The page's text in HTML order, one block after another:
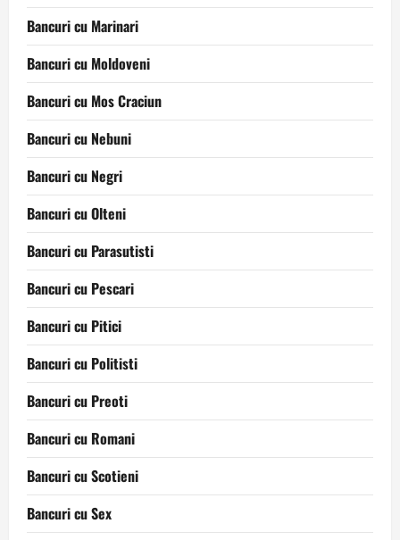
Bancuri cu Marinari
Bancuri cu Moldoveni
Bancuri cu Mos Craciun
Bancuri cu Nebuni
Bancuri cu Negri
Bancuri cu Olteni
Bancuri cu Parasutisti
Bancuri cu Pescari
Bancuri cu Pitici
Bancuri cu Politisti
Bancuri cu Preoti
Bancuri cu Romani
Bancuri cu Scotieni
Bancuri cu Sex